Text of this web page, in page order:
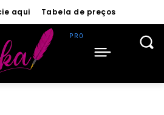
aqui Tabela de preços